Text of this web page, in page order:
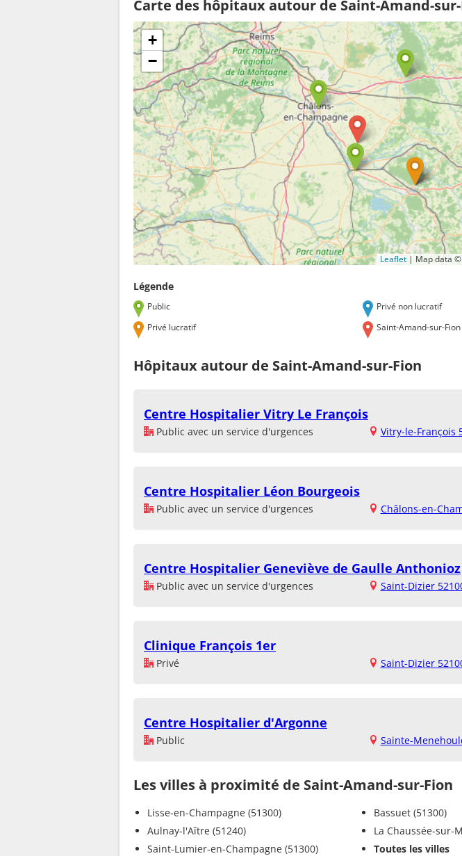
Carte des hôpitaux autour de Saint-Amand-
+
−
Leaflet | Map data ©
Légende
Public
Privé non lucratif
Privé lucratif
Saint-Amand-sur-Fion
Hôpitaux autour de Saint-Amand-sur-Fion
Centre Hospitalier Vitry Le François
Public avec un service d'urgences Vitry-le-François
Centre Hospitalier Léon Bourgeois
Public avec un service d'urgences Châlons-en-
Centre Hospitalier Geneviève de Gaulle Anthonioz
Public avec un service d'urgences Saint-Dizier
Clinique François 1er
Privé Saint-Dizier
Centre Hospitalier d'Argonne
Public Sainte-
Les villes à proximité de Saint-Amand-sur-Fion
Lisse-en-Champagne (51300)
Aulnay-l'Aître (51240)
Saint-Lumier-en-Champagne (51300)
Bassuet (51300)
La Chaussée-sur-
Toutes les villes